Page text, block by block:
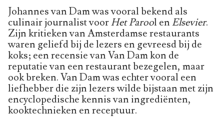
Johannes van Dam was vooral bekend als
culinair journalist voorHet Parool en Elsevier.
Zijn kritieken van Amsterdamse restaurants
waren geliefd bij de lezers en gevreesd bij de
koks; een recensie van Van Dam kon de
reputatie van een restaurant bezegelen, maar
ook breken. Van Dam was echter vooral een
liefhebber die zijn lezers wilde bijstaan met zijn
encyclopedische kennis van ingrediënten,
kooktechnieken en receptuur.